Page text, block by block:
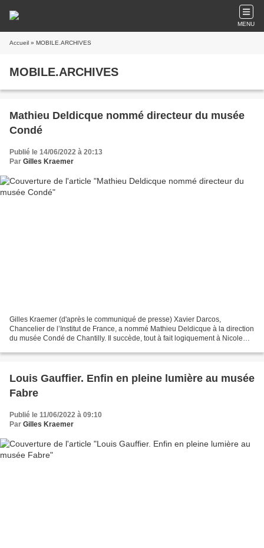
MENU
Accueil » MOBILE.ARCHIVES
MOBILE.ARCHIVES
Mathieu Deldicque nommé directeur du musée
Condé
Publié le 14/06/2022 à 20:13
Par Gilles Kraemer
Gilles Kraemer (d'après le communiqué de presse) Xavier Darcos,
Chancelier de l’Institut de France, a nommé Mathieu Deldicque à la direction
du musée Condé de Chantilly. Il succède, tout à fait logiquement à Nicole
Louis Gauffier. Enfin en pleine lumière au musée
Fabre
Publié le 11/06/2022 à 09:10
Par Gilles Kraemer